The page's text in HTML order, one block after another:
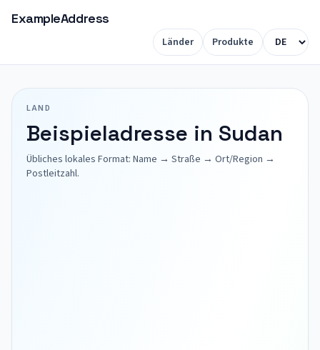
ExampleAddress
Länder Produkte
LAND
Beispieladresse in Sudan
Übliches lokales Format: Name → Straße → Ort/Region →
Postleitzahl.